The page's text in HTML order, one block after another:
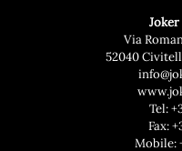
Joker
Via
52040
Tel:
Fax:
Mobile: